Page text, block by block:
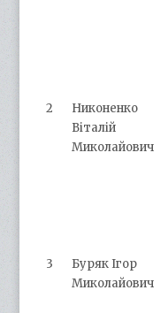
2
Никоненко
Віталій
Миколайович
3
Буряк Ігор
Миколайович